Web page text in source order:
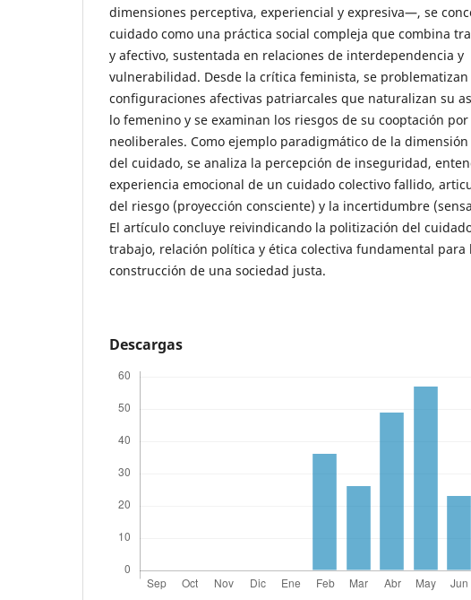
dimensiones perceptiva, experiencial y expresiva—, se
cuidado como una práctica social compleja que combina
y afectivo, sustentada en relaciones de interdependencia y
vulnerabilidad. Desde la crítica feminista, se problematizan
configuraciones afectivas patriarcales que naturalizan su
lo femenino y se examinan los riesgos de su cooptación
neoliberales. Como ejemplo paradigmático de la
del cuidado, se analiza la percepción de inseguridad,
experiencia emocional de un cuidado colectivo fallido,
del riesgo (proyección consciente) y la incertidumbre
El artículo concluye reivindicando la politización del
trabajo, relación política y ética colectiva fundamental para
construcción de una sociedad justa.
Descargas